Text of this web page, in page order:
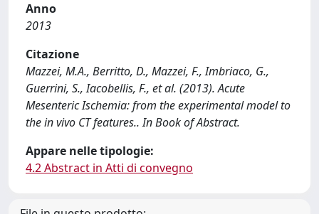
Anno
2013
Citazione
Mazzei, M.A., Berritto, D., Mazzei, F., Imbriaco, G.,
Guerrini, S., Iacobellis, F., et al. (2013). Acute
Mesenteric Ischemia: from the experimental model to
the in vivo CT features.. In Book of Abstract.
Appare nelle tipologie:
4.2 Abstract in Atti di convegno